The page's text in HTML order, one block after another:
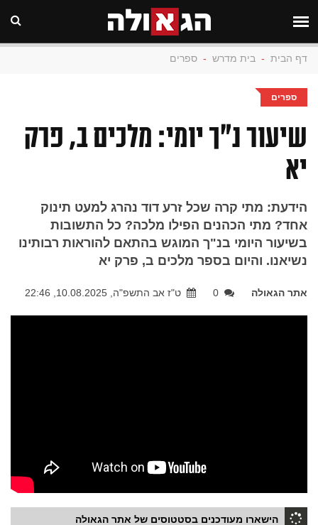
דף הבית - בית מדרש - ספרים
ספרים
שיעור נ"ך יומי: מלכים ב, פרק
יא
הידעת: מתי קרה שכל זרע דוד נהרג למעט תינוק
אחד? מתי הכהנים הפילו מלכה? כל התשובות
בשיעור היומי בנ"ך המוגש בהתאם להוראות רבותינו
נשיאנו. והיום בספר מלכים ב, פרק יא
אתר הגאולה 0 ט"ז אב התשפ"ה, 10.08.2025, 22:46
הישארו מעודכנים בסטטוסים של אתר הגאולה